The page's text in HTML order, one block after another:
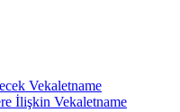
Vekaletname
İlişkin Vekaletname